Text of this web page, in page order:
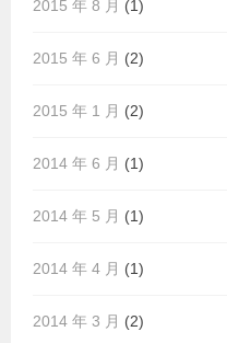
2015 年 8 月 (1)
2015 年 6 月 (2)
2015 年 1 月 (2)
2014 年 6 月 (1)
2014 年 5 月 (1)
2014 年 4 月 (1)
2014 年 3 月 (2)